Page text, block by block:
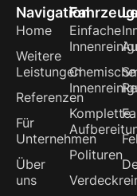
Navigation
Home
Weitere
Leistungen
Referenzen
Für
Unternehmen
Über
uns
Einfache
Chemische
Komplette
Polituren